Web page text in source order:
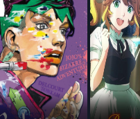
tình huống nhẹ nhàng
với thế giới siêu nhiên.